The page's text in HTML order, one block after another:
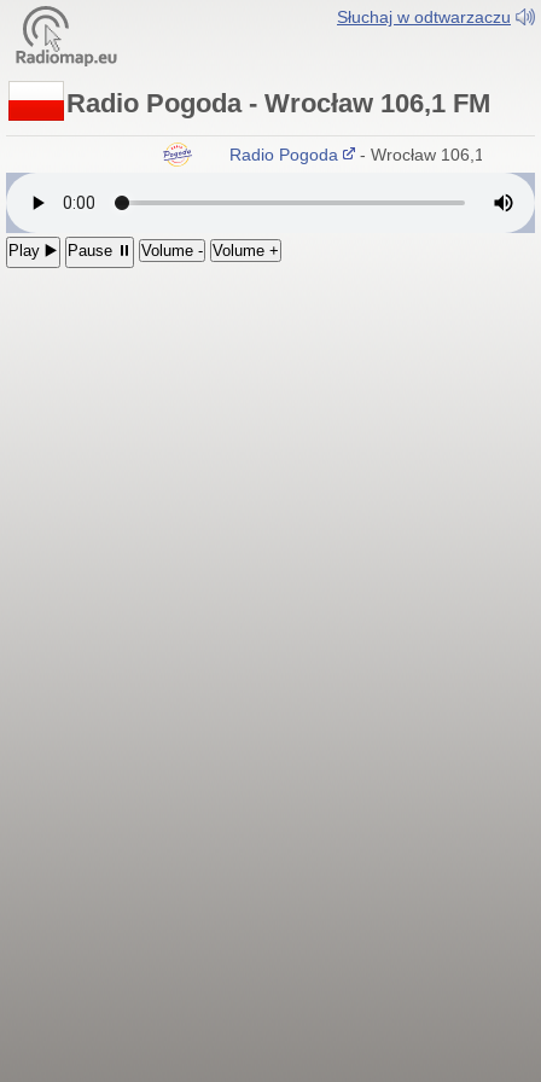
Słuchaj w odtwarzaczu
Radio Pogoda - Wrocław 106,1 FM
Radio Pogoda - Wrocław 106,1 FM
Play ▶️ Pause ⏸ Volume - Volume +